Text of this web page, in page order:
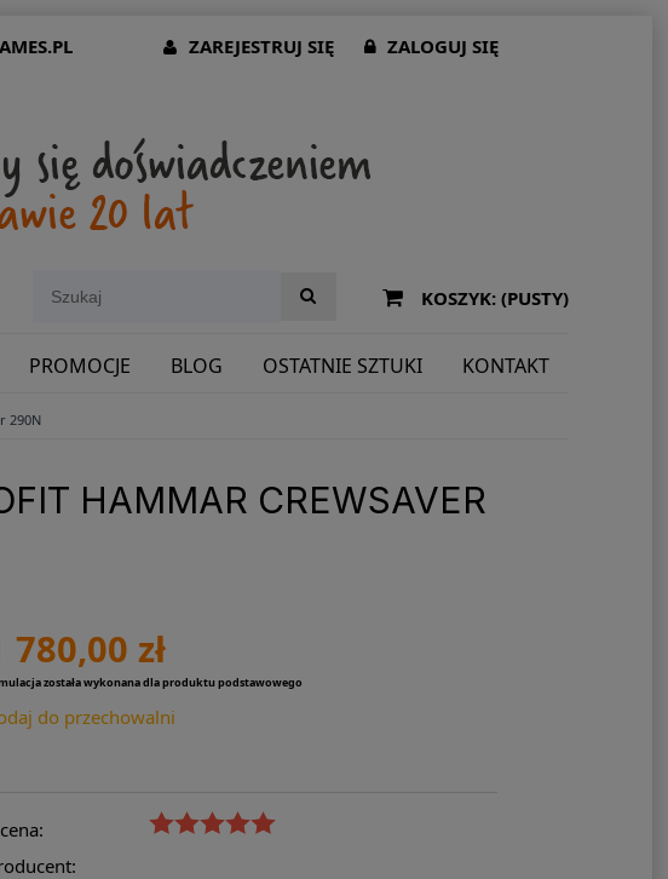
ZAREJESTRUJ SIĘ ZALOGUJ SIĘ
KOSZYK: (PUSTY)
PROMOCJE BLOG OSTATNIE SZTUKI KONTAKT
290N
HAMMAR CREWSAVER
780,00 zł
została wykonana dla produktu podstawowego
do przechowalni